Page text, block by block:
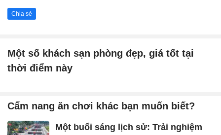
Chia sẻ
Một số khách sạn phòng đẹp, giá tốt tại
thời điểm này
Cẩm nang ăn chơi khác bạn muốn biết?
Một buổi sáng lịch sử: Trải nghiệm